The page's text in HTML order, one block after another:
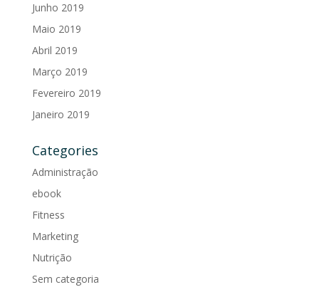
Junho 2019
Maio 2019
Abril 2019
Março 2019
Fevereiro 2019
Janeiro 2019
Categories
Administração
ebook
Fitness
Marketing
Nutrição
Sem categoria